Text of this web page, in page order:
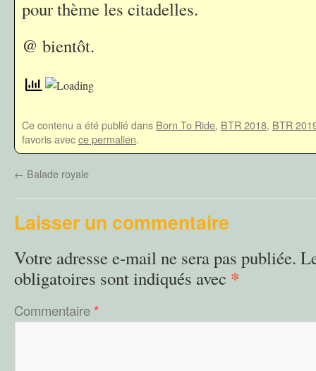
pour thème les citadelles.
@ bientôt.
Ce contenu a été publié dans Born To Ride, BTR 2018, BTR
favoris avecce permalien.
← Balade royale
Laisser un commentaire
Votre adresse e-mail ne sera pas publiée.
obligatoires sont indiqués avec *
Commentaire*